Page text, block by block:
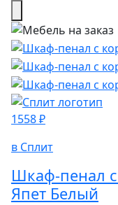
1558 ₽
в Сплит
Шкаф-пенал
Япет Белый